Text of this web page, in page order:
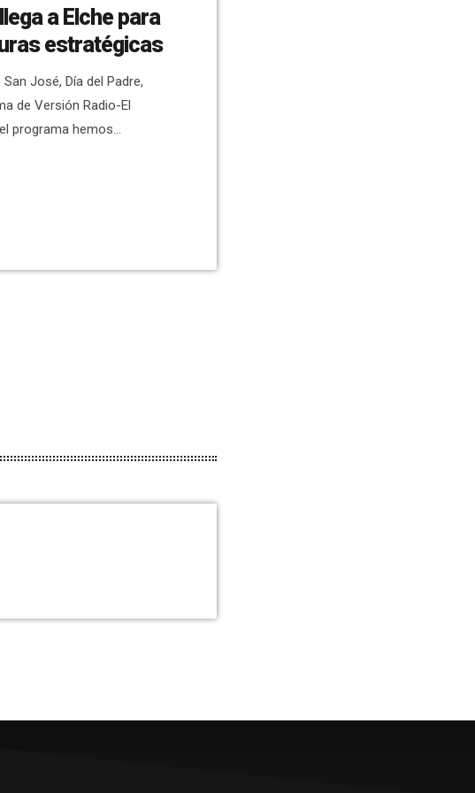
a Elche para
estratégicas
José, Día del Padre,
de Versión Radio-El
programa hemos
de vehículos del Ejército